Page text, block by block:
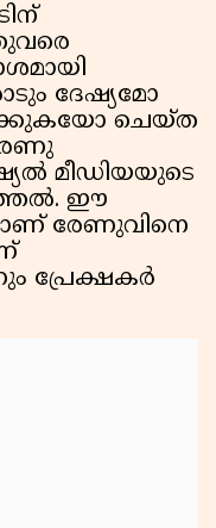
ദേഷ്യമോ
ചെയ്ത
മീഡിയയുടെ
ഈ
രേണുവിനെ
പ്രേക്ഷകർ